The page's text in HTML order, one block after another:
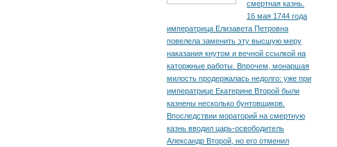
смертная казнь.
16 мая 1744 года
императрица Елизавета Петровна
повелела заменить эту высшую меру
наказания кнутом и вечной ссылкой на
каторжные работы. Впрочем, монаршая
милость продержалась недолго: уже при
императрице Екатерине Второй были
казнены несколько бунтовщиков.
Впоследствии мораторий на смертную
казнь вводил царь-освободитель
Александр Второй, но его отменил